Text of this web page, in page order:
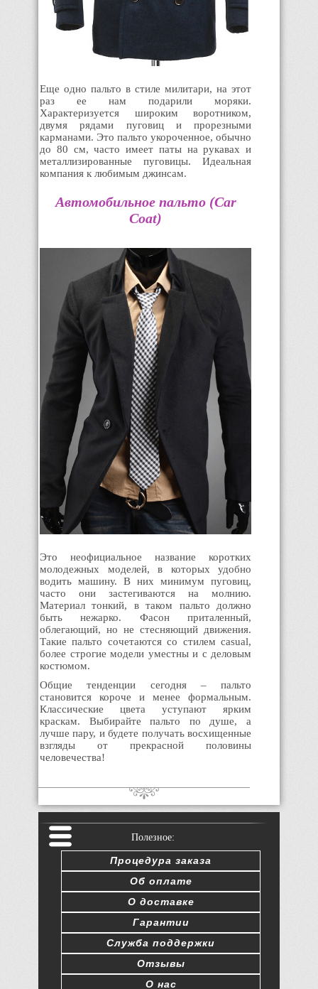
Еще одно пальто в стиле милитари, на этот
раз ее нам подарили моряки.
Характеризуется широким воротником,
двумя рядами пуговиц и прорезными
карманами. Это пальто укороченное, обычно
до 80 см, часто имеет паты на рукавах и
металлизированные пуговицы. Идеальная
компания к любимым джинсам.
Автомобильное пальто (Car
Coat)
Это неофициальное название коротких
молодежных моделей, в которых удобно
водить машину. В них минимум пуговиц,
часто они застегиваются на молнию.
Материал тонкий, в таком пальто должно
быть нежарко. Фасон приталенный,
облегающий, но не стесняющий движения.
Такие пальто сочетаются со стилем casual,
более строгие модели уместны и с деловым
костюмом.
Общие тенденции сегодня – пальто
становится короче и менее формальным.
Классические цвета уступают ярким
краскам. Выбирайте пальто по душе, а
лучше пару, и будете получать восхищенные
взгляды от прекрасной половины
человечества!
Полезное:
Процедура заказа
Об оплате
О доставке
Гарантии
Служба поддержки
Отзывы
О нас